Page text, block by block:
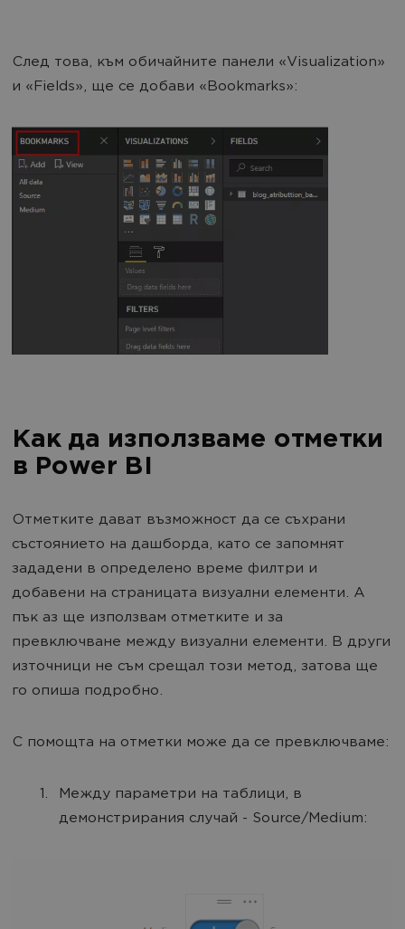
След това, към обичайните панели «Visualization»
и «Fields», ще се добави «Bookmarks»:
Как да използваме отметки
в Power BI
Отметките дават възможност да се съхрани
състоянието на дашборда, като се запомнят
зададени в определено време филтри и
добавени на страницата визуални елементи. А
пък аз ще използвам отметките и за
превключване между визуални елементи. В други
източници не съм срещал този метод, затова ще
го опиша подробно.
С помощта на отметки може да се превключваме:
Между параметри на таблици, в
демонстрирания случай - Source/Medium: